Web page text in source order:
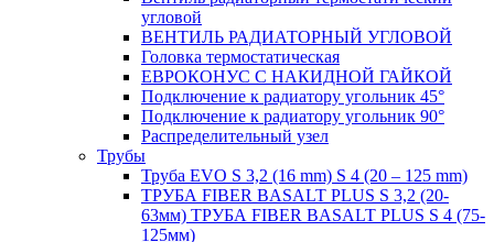
угловой
ВЕНТИЛЬ РАДИАТОРНЫЙ УГЛОВОЙ
Головка термостатическая
ЕВРОКОНУС С НАКИДНОЙ ГАЙКОЙ
Подключение к радиатору угольник 45°
Подключение к радиатору угольник 90°
Распределительный узел
Трубы
Труба EVO S 3,2 (16 mm) S 4 (20 – 125 mm)
ТРУБА FIBER BASALT PLUS S 3,2 (20-
63мм) ТРУБА FIBER BASALT PLUS S 4 (75-
125мм)